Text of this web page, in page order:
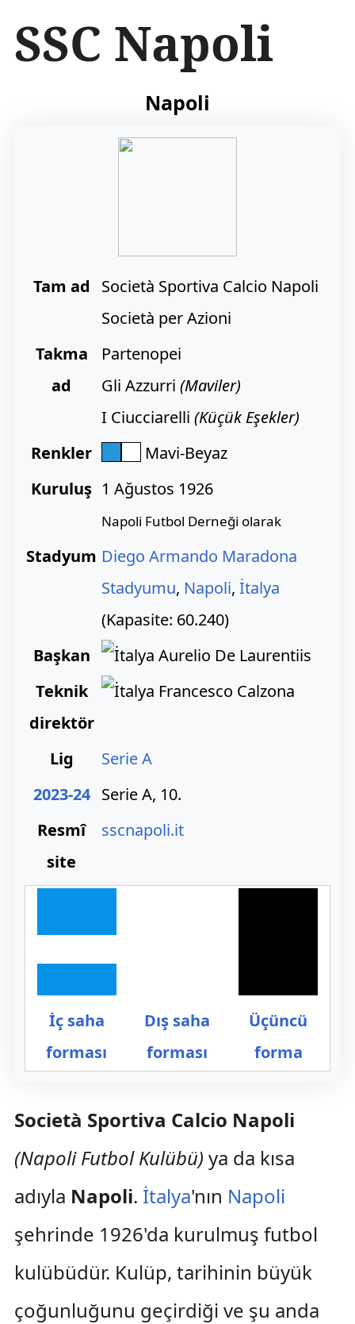
ç
e
r
SSC Napoli
Napoli
Tam ad Società Sportiva Calcio Napoli
Società per Azioni
Takma
ad
Partenopei
Gli Azzurri (Maviler)
I Ciucciarelli (Küçük Eşekler)
Renkler
Mavi-Beyaz
Kuruluş 1 Ağustos 1926
Napoli Futbol Derneği olarak
Stadyum Diego Armando Maradona
Stadyumu, Napoli, İtalya
(Kapasite: 60.240)
Başkan
Aurelio De Laurentiis
Teknik
direktör
Francesco Calzona
Lig
Serie A
2023-24 Serie A, 10.
Resmî
site
sscnapoli.it
İç saha
forması
Dış saha
forması
Üçüncü
forma
Società Sportiva Calcio Napoli
(Napoli Futbol Kulübü) ya da kısa
adıyla Napoli. İtalya'nın Napoli
şehrinde 1926'da kurulmuş futbol
kulübüdür. Kulüp, tarihinin büyük
çoğunluğunu geçirdiği ve şu anda